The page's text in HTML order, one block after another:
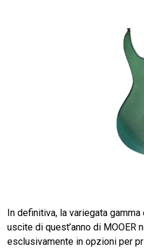
In definitiva, la variegata
uscite di quest’anno di
esclusivamente in opzioni per